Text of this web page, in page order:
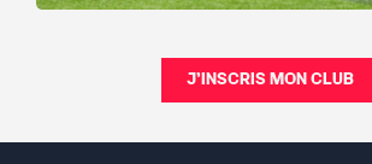
J'INSCRIS MON CLUB